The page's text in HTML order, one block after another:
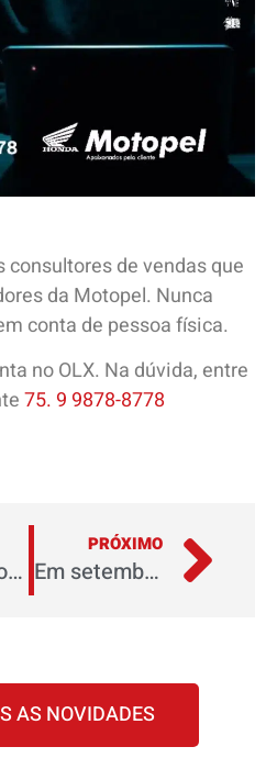
consultores de vendas que
da Motopel. Nunca
conta de pessoa física.
no OLX. Na dúvida, entre
75. 9 9878-8778
Garupa – o que muda na pilotagem?
PRÓXIMO
Em setembro compre e concorra a uma camisa da seleção ou um cooler
AS NOVIDADES